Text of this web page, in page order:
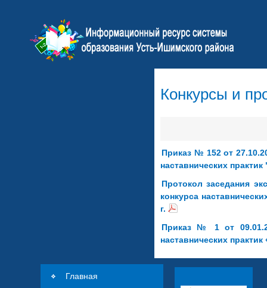
Конкурсы и
Приказ № 152 от
наставнических
Протокол заседания
конкурса
г.
Приказ № 1 от
наставнических
Главная